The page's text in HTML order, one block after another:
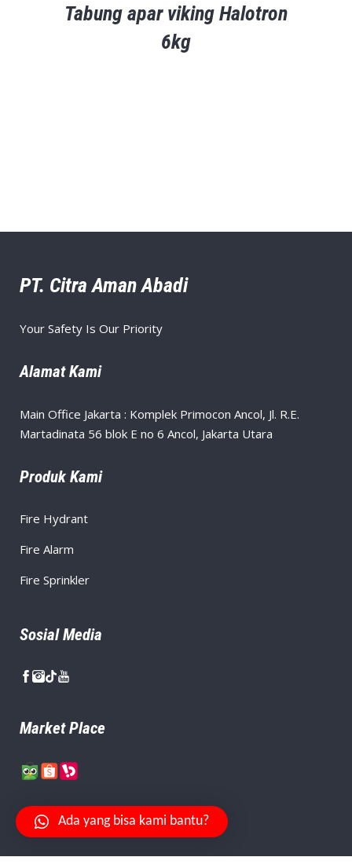
Tabung apar viking Halotron
6kg
PT. Citra Aman Abadi
Your Safety Is Our Priority
Alamat Kami
Main Office Jakarta : Komplek Primocon Ancol, Jl. R.E.
Martadinata 56 blok E no 6 Ancol, Jakarta Utara
Produk Kami
Fire Hydrant
Fire Alarm
Fire Sprinkler
Sosial Media
Market Place
Ada yang bisa kami bantu?